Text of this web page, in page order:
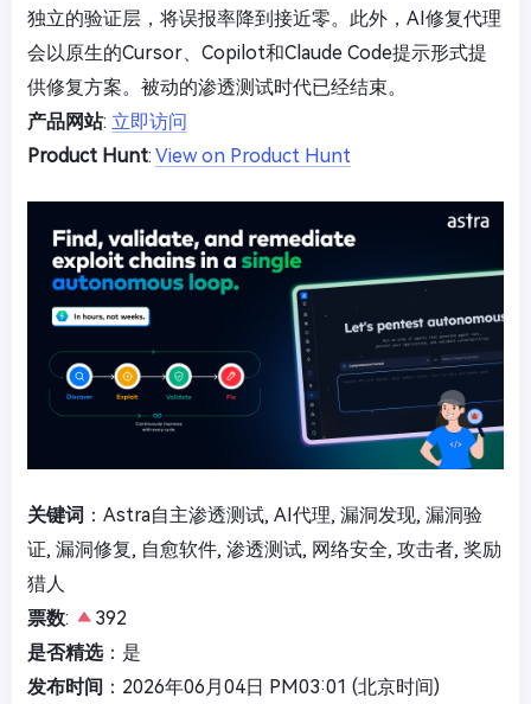
独立的验证层，将误报率降到接近零。此外，AI修复代理
会以原生的Cursor、Copilot和Claude Code提示形式提
供修复方案。被动的渗透测试时代已经结束。
产品网站: 立即访问
Product Hunt: View on Product Hunt
关键词 ：Astra自主渗透测试, AI代理, 漏洞发现, 漏洞验
证, 漏洞修复, 自愈软件, 渗透测试, 网络安全, 攻击者, 奖励
猎人
票数:
392
是否精选：是
发布时间 ：2026年06月04日 PM03:01 (北京时间)